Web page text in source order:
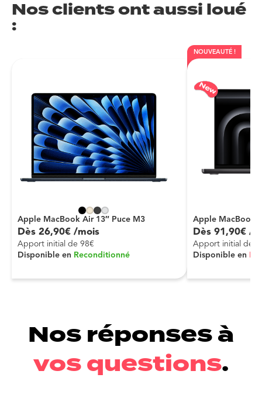
Nos clients ont aussi loué
:
Apple MacBook Air 13″ Puce M3
Dès 26,90€ /mois
Apport initial de 98€
Disponible en Reconditionné
NOUVEAUTÉ !
Apple MacBook
Dès 91 ,90€ /
Apport initial de
Disponible en
Nos réponses à
vos questions.